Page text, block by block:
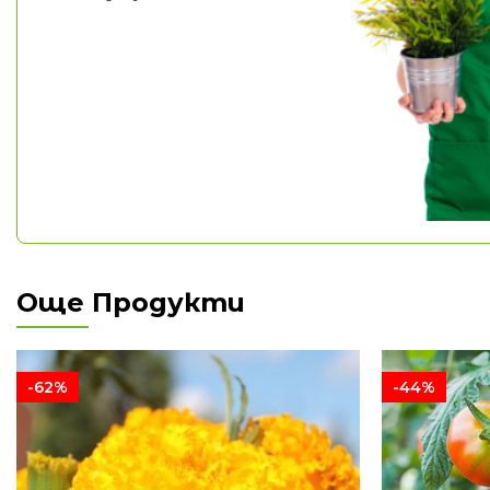
Още Продукти
-62% -44%